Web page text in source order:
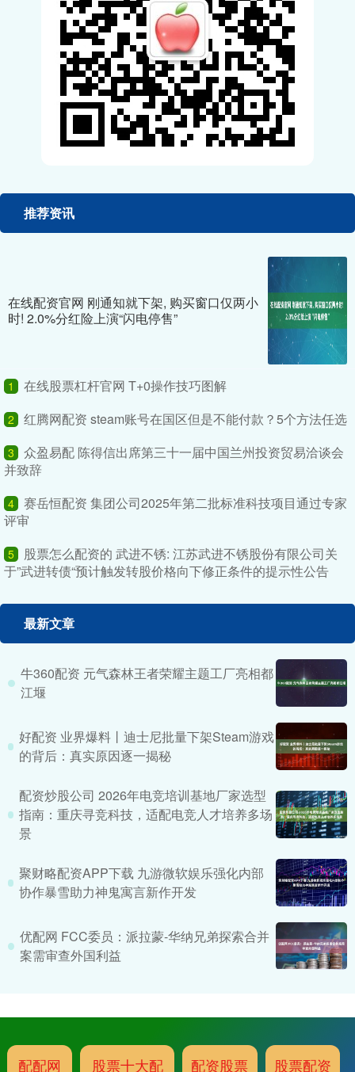
推荐资讯
在线配资官网 刚通知就下架, 购买窗口仅两小
时! 2.0%分红险上演“闪电停售”
1 在线股票杠杆官网 T+0操作技巧图解
2 红腾网配资 steam账号在国区但是不能付款？5个方法任选
3
众盈易配 陈得信出席第三十一届中国兰州投资贸易洽谈会
并致辞
4 赛岳恒配资 集团公司2025年第二批标准科技项目通过专家
评审
5
股票怎么配资的 武进不锈: 江苏武进不锈股份有限公司关
于”武进转债“预计触发转股价格向下修正条件的提示性公告
最新文章
牛360配资 元气森林王者荣耀主题工厂亮相都
江堰
好配资 业界爆料丨迪士尼批量下架Steam游戏
的背后：真实原因逐一揭秘
配资炒股公司 2026年电竞培训基地厂家选型
指南：重庆寻竞科技，适配电竞人才培养多场
景
聚财略配资APP下载 九游微软娱乐强化内部
协作暴雪助力神鬼寓言新作开发
优配网 FCC委员：派拉蒙-华纳兄弟探索合并
案需审查外国利益
配配网 股票十大配 配资股票 股票配资